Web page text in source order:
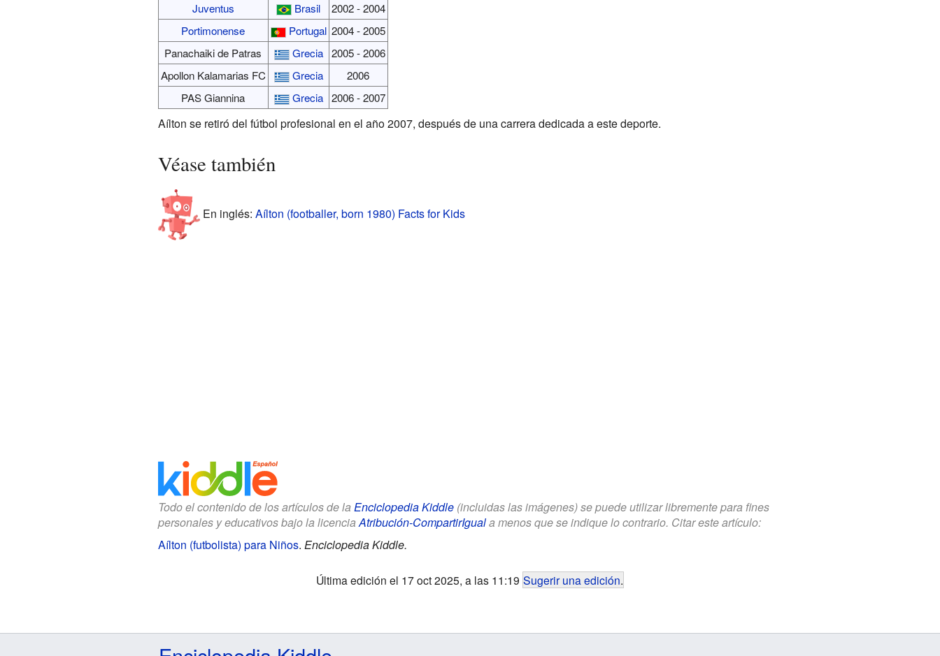
Juventus
Brasil
2002 - 2004
Portimonense
Portugal 2004 - 2005
Panachaiki de Patras
Grecia 2005 - 2006
Apollon Kalamarias FC
Grecia
2006
PAS Giannina
Grecia 2006 - 2007
Aílton se retiró del fútbol profesional en el año 2007, después de una carrera dedicada a este deporte.
Véase también
En inglés: Aílton (footballer, born 1980) Facts for Kids
Todo el contenido de los artículos de la Enciclopedia Kiddle(incluidas las imágenes) se puede utilizar libremente para fines
personales y educativos bajo la licenciaAtribución-CompartirIguala menos que se indique lo contrario. Citar este artículo:
Aílton (futbolista) para Niños. Enciclopedia Kiddle.
Última edición el 17 oct 2025, a las 11:19 Sugerir una edición.